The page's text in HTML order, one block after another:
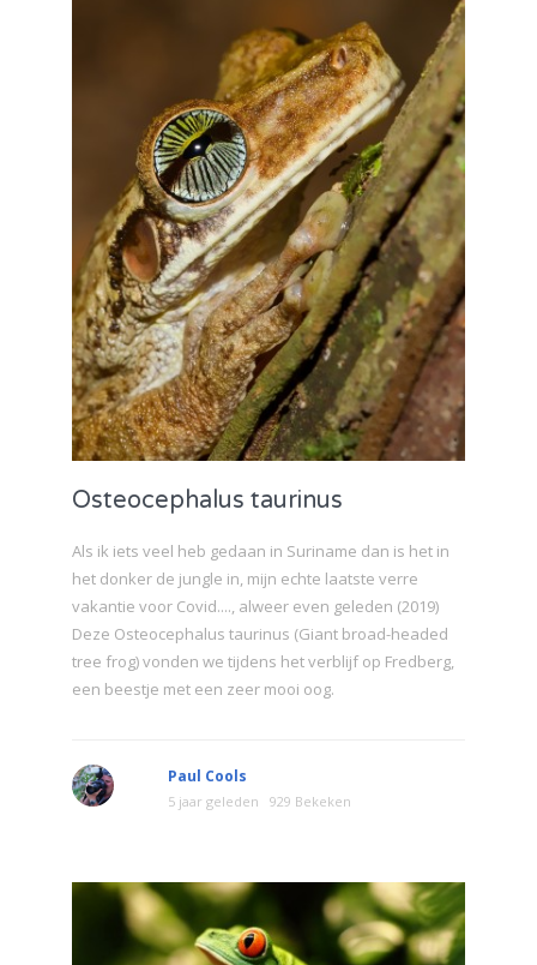
Osteocephalus taurinus
Als ik iets veel heb gedaan in Suriname dan is het in
het donker de jungle in, mijn echte laatste verre
vakantie voor Covid...., alweer even geleden (2019)
Deze Osteocephalus taurinus (Giant broad-headed
tree frog) vonden we tijdens het verblijf op Fredberg,
een beestje met een zeer mooi oog.
Paul Cools
5 jaar geleden 929 Bekeken